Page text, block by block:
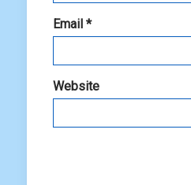
Email *
Website